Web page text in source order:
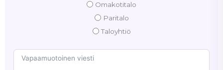
Omakotitalo
Paritalo
Taloyhtiö